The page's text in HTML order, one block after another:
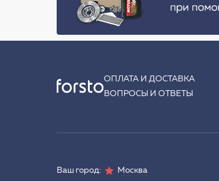
ОПЛАТА И ДОСТАВКА
ВОПРОСЫ И ОТВЕТЫ
Ваш город: Москва